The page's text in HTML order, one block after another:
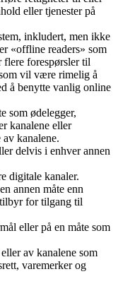
eller tjenester på
inkludert, men ikke
«offline readers» som
flere forespørsler til
vil være rimelig å
å benytte vanlig online
som ødelegger,
kanalene eller
kanalene.
delvis i enhver annen
digitale kanaler.
annen måte enn
for tilgang til
eller på en måte som
av kanalene som
varemerker og